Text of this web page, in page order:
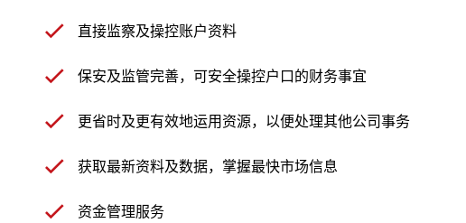
直接监察及操控账户资料
保安及监管完善，可安全操控户口的财务事宜
更省时及更有效地运用资源，以便处理其他公司事务
获取最新资料及数据，掌握最快市场信息
资金管理服务